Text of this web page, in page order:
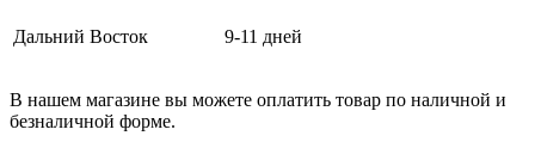
Дальний Восток 9-11 дней
В нашем магазине вы можете оплатить товар по наличной и
безналичной форме.